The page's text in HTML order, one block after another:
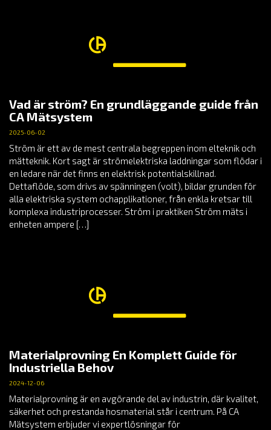
Vad är ström? En grundläggande guide från
CA Mätsystem
2025-06-02
Ström är ett av de mest centrala begreppen inom elteknik och
mätteknik. Kort sagt är strömelektriska laddningar som flödar i
en ledare när det finns en elektrisk potentialskillnad.
Dettaflöde, som drivs av spänningen (volt), bildar grunden för
alla elektriska system ochapplikationer, från enkla kretsar till
komplexa industriprocesser. Ström i praktiken Ström mäts i
enheten ampere […]
Materialprovning En Komplett Guide för
Industriella Behov
2024-12-06
Materialprovning är en avgörande del av industrin, där kvalitet,
säkerhet och prestanda hosmaterial står i centrum. På CA
Mätsystem erbjuder vi expertlösningar för